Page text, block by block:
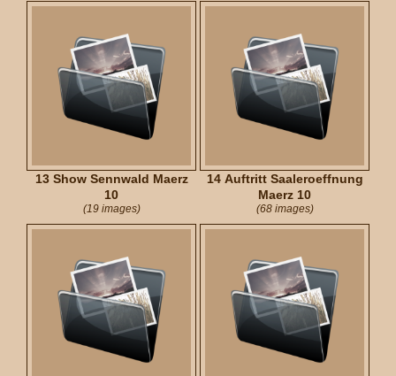
13 Show Sennwald Maerz
10
(19 images)
14 Auftritt Saaleroeffnung
Maerz 10
(68 images)